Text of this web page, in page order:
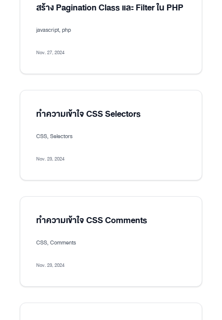
สร้าง Pagination Class และ Filter ใน PHP
javascript, php
Nov. 27, 2024
ทำความเข้าใจ CSS Selectors
CSS, Selectors
Nov. 23, 2024
ทำความเข้าใจ CSS Comments
CSS, Comments
Nov. 23, 2024